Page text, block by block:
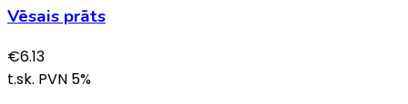
Vēsais prāts
€6.13
t.sk. PVN 5%